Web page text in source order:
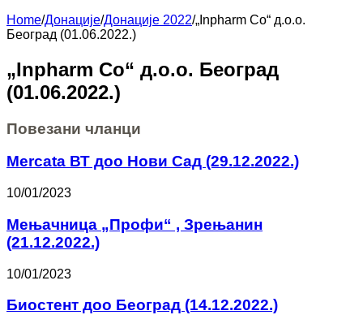
Home/Донације/Донације 2022/„Inpharm Co“ д.о.о.
Београд (01.06.2022.)
„Inpharm Co“ д.о.о. Београд
(01.06.2022.)
Повезани чланци
Mercata ВТ доо Нови Сад (29.12.2022.)
10/01/2023
Мењачница „Профи“ , Зрењанин
(21.12.2022.)
10/01/2023
Биостент доо Београд (14.12.2022.)